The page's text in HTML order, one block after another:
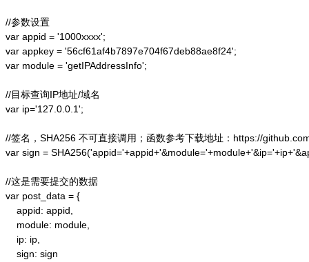
//参数设置
var appid = '1000xxxx';
var appkey = '56cf61af4b7897e704f67deb88ae8f24';
var module = 'getIPAddressInfo';
//目标查询IP地址/域名
var ip='127.0.0.1';
//签名，SHA256 不可直接调用；函数参考下载地址：https://
var sign =
//这是需要提交的数据
var post_data = {
    appid: appid,
    module: module,
    ip: ip,
    sign: sign